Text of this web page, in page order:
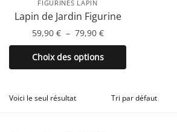
FIGURINES LAPIN
Lapin de Jardin Figurine
59,90 € – 79,90 €Plage
de
prix :
59,90 €
79,90 €
Choix des options
Ce
produit
plusieurs
Voici le seul résultat